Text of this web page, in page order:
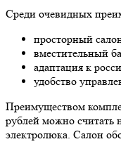
Среди очевидных
просторный
вместительный
адаптация к
удобство
Преимуществом
рублей можно
электролюка. Салон